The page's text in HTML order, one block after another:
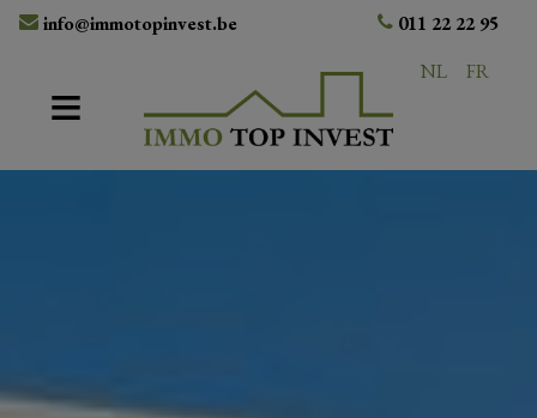
info@immotopinvest.be
011 22 22 95
NL
FR